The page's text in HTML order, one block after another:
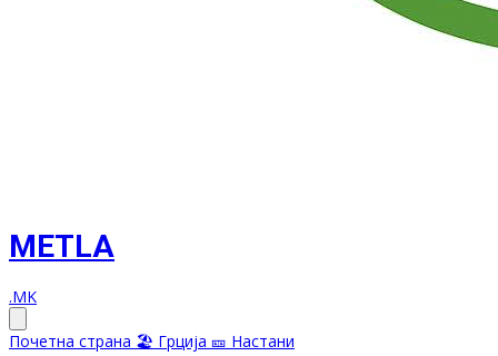
METLA
.MK
Почетна страна 🏖️ Грција 🎫 Настани